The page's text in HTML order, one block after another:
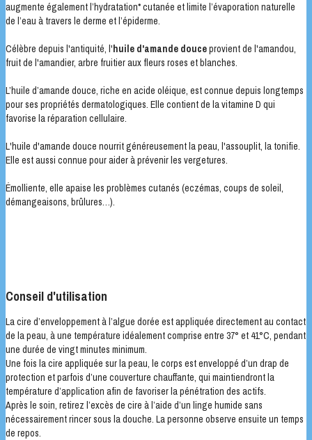
augmente également l’hydratation* cutanée et limite l’évaporation naturelle
de l’eau à travers le derme et l’épiderme.
Célèbre depuis l'antiquité, l'huile d'amande douceprovient de l'amandou,
fruit de l'amandier, arbre fruitier aux fleurs roses et blanches.
L’huile d’amande douce, riche en acide oléique, est connue depuis longtemps
pour ses propriétés dermatologiques. Elle contient de la vitamine D qui
favorise la réparation cellulaire.
L'huile d'amande douce nourrit généreusement la peau, l'assouplit, la tonifie.
Elle est aussi connue pour aider à prévenir les vergetures.
Émolliente, elle apaise les problèmes cutanés (eczémas, coups de soleil,
démangeaisons, brûlures…).
Conseil d'utilisation
La cire d’enveloppement à l’algue dorée est appliquée directement au contact
de la peau, à une température idéalement comprise entre 37° et 41°C, pendant
une durée de vingt minutes minimum.
Une fois la cire appliquée sur la peau, le corps est enveloppé d’un drap de
protection et parfois d’une couverture chauffante, qui maintiendront la
température d’application afin de favoriser la pénétration des actifs.
Après le soin, retirez l’excès de cire à l’aide d’un linge humide sans
nécessairement rincer sous la douche. La personne observe ensuite un temps
de repos.